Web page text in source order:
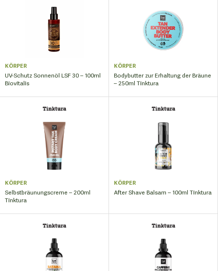
KÖRPER
UV-Schutz Sonnenöl LSF 30 – 100ml
Biovitalis
KÖRPER
Bodybutter zur Erhaltung der Bräune
– 250ml Tinktura
KÖRPER
Selbstbräunungscreme – 200ml
Tinktura
KÖRPER
After Shave Balsam – 100ml Tinktura